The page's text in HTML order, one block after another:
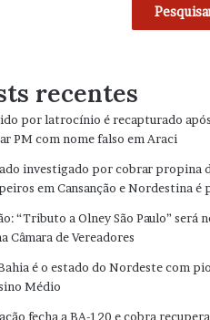
recentes
por latrocínio é recapturado
PM com nome falso em Araci
investigado por cobrar propina
em Cansanção e Nordestina é
“Tributo a Olney São Paulo” será
Câmara de Vereadores
é o estado do Nordeste com
Médio
fecha a BA-120 e cobra